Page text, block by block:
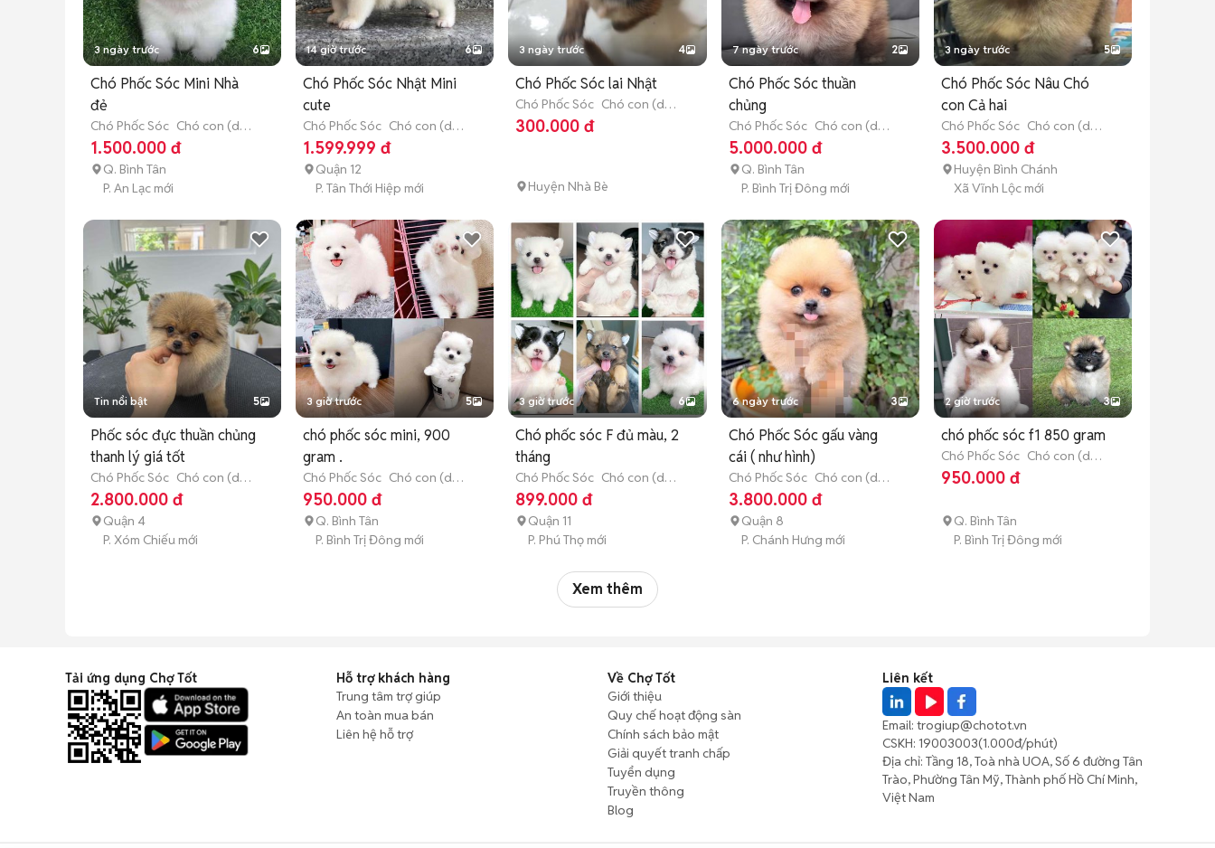
3 ngày trước 6
Chó Phốc Sóc Mini Nhà
đẻ
Chó Phốc Sóc Chó con (dưới
3 tháng tuổi)
1.500.000 đ
Q. Bình Tân
P. An Lạc mới
14 giờ trước 6
Chó Phốc Sóc Nhật Mini
cute
Chó Phốc Sóc Chó con (dưới
3 tháng tuổi)
1.599.999 đ
Quận 12
P. Tân Thới Hiệp mới
3 ngày trước 4
Chó Phốc Sóc lai Nhật
Chó Phốc Sóc Chó con (dưới
3 tháng tuổi)
300.000 đ
Huyện Nhà Bè
7 ngày trước 2
Chó Phốc Sóc thuần
chủng
Chó Phốc Sóc Chó con (dưới
3 tháng tuổi)
5.000.000 đ
Q. Bình Tân
P. Bình Trị Đông mới
3 ngày trước 5
Chó Phốc Sóc Nâu Chó
con Cả hai
Chó Phốc Sóc Chó con (dưới
3 tháng tuổi)
3.500.000 đ
Huyện Bình Chánh
Xã Vĩnh Lộc mới
Tin nổi bật 5
Phốc sóc đực thuần chủng
thanh lý giá tốt
Chó Phốc Sóc Chó con (dưới
3 tháng tuổi)
2.800.000 đ
Quận 4
P. Xóm Chiếu mới
3 giờ trước 5
chó phốc sóc mini, 900
gram .
Chó Phốc Sóc Chó con (dưới
3 tháng tuổi)
950.000 đ
Q. Bình Tân
P. Bình Trị Đông mới
3 giờ trước 6
Chó phốc sóc F đủ màu, 2
tháng
Chó Phốc Sóc Chó con (dưới
3 tháng tuổi)
899.000 đ
Quận 11
P. Phú Thọ mới
6 ngày trước 3
Chó Phốc Sóc gấu vàng
cái ( như hình)
Chó Phốc Sóc Chó con (dưới
3 tháng tuổi)
3.800.000 đ
Quận 8
P. Chánh Hưng mới
2 giờ trước 3
chó phốc sóc f1 850 gram
Chó Phốc Sóc Chó con (dưới
3 tháng tuổi)
950.000 đ
Q. Bình Tân
P. Bình Trị Đông mới
Xem thêm
Tải ứng dụng Chợ Tốt
Hỗ trợ khách hàng
Trung tâm trợ giúp
An toàn mua bán
Liên hệ hỗ trợ
Về Chợ Tốt
Giới thiệu
Quy chế hoạt động sàn
Chính sách bảo mật
Giải quyết tranh chấp
Tuyển dụng
Truyền thông
Blog
Liên kết
Email: trogiup@chotot.vn
CSKH: 19003003(1.000đ/phút)
Địa chỉ: Tầng 18, Toà nhà UOA, Số 6 đường Tân
Trào, Phường Tân Mỹ, Thành phố Hồ Chí Minh,
Việt Nam